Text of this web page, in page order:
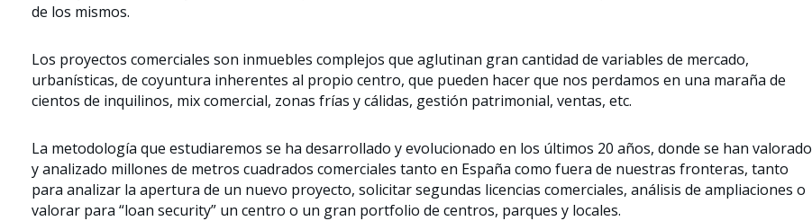
de los mismos.
Los proyectos comerciales son inmuebles complejos que aglutinan gran cantidad de variables de mercado,
urbanísticas, de coyuntura inherentes al propio centro, que pueden hacer que nos perdamos en una maraña de
cientos de inquilinos, mix comercial, zonas frías y cálidas, gestión patrimonial, ventas, etc.
La metodología que estudiaremos se ha desarrollado y evolucionado en los últimos 20 años, donde se han valorado
y analizado millones de metros cuadrados comerciales tanto en España como fuera de nuestras fronteras, tanto
para analizar la apertura de un nuevo proyecto, solicitar segundas licencias comerciales, análisis de ampliaciones o
valorar para “loan security” un centro o un gran portfolio de centros, parques y locales.